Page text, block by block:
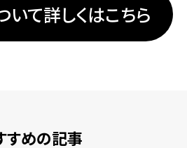
て詳しくはこちら
すめの記事